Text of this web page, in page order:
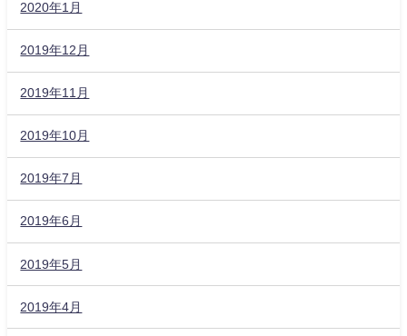
2020年1月
2019年12月
2019年11月
2019年10月
2019年7月
2019年6月
2019年5月
2019年4月